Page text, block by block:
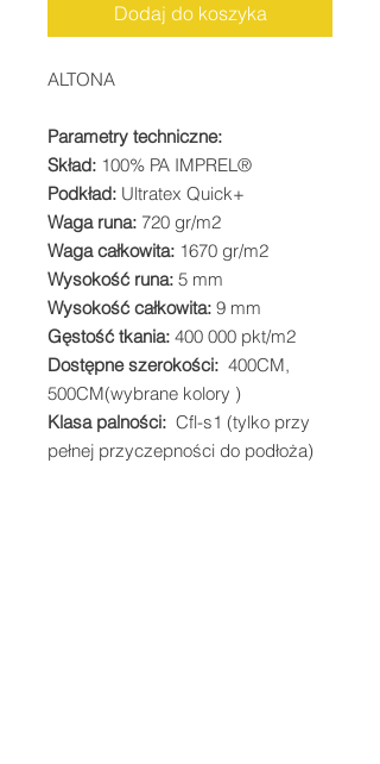
Dodaj do koszyka
ALTONA
Parametry techniczne:
Skład: 100% PA IMPREL®
Podkład: Ultratex Quick+
Waga runa: 720 gr/m2
Waga całkowita: 1670 gr/m2
Wysokość runa: 5 mm
Wysokość całkowita: 9 mm
Gęstość tkania: 400 000 pkt/m2
Dostępne szerokości: 400CM,
500CM(wybrane kolory )
Klasa palności: Cfl-s1 (tylko przy
pełnej przyczepności do podłoża)